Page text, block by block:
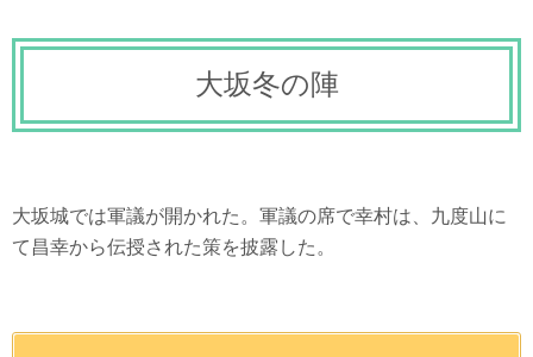
大坂冬の陣
大坂城では軍議が開かれた。軍議の席で幸村は、九度山に
て昌幸から伝授された策を披露した。